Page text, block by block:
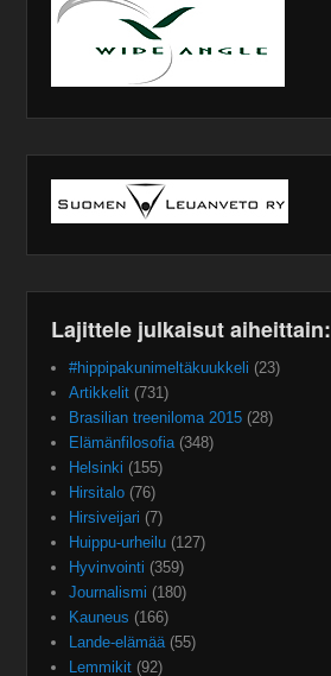
Lajittele julkaisut aiheittain:
#hippipakunimeltäkuukkeli (23)
Artikkelit (731)
Brasilian treeniloma 2015 (28)
Elämänfilosofia(348)
Helsinki (155)
Hirsitalo (76)
Hirsiveijari (7)
Huippu-urheilu (127)
Hyvinvointi (359)
Journalismi (180)
Kauneus (166)
Lande-elämää(55)
Lemmikit (92)